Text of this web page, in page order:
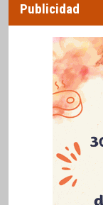
Publicidad